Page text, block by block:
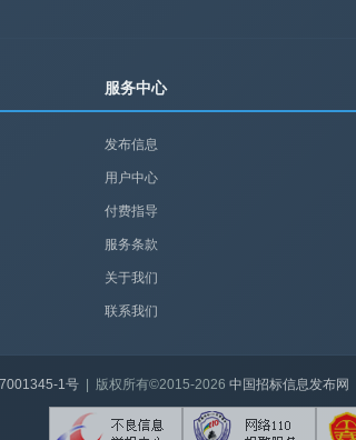
服务中心
发布信息
用户中心
付费指导
服务条款
关于我们
联系我们
1号 | 版权所有©2015-2026 中国招标信息发布网